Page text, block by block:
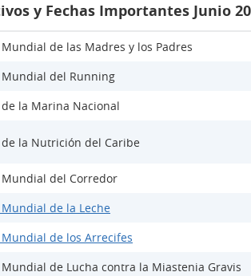
y Fechas Importantes Junio
Mundial de las Madres y los Padres
Mundial del Running
de la Marina Nacional
de la Nutrición del Caribe
Mundial del Corredor
Mundial de la Leche
Mundial de los Arrecifes
Mundial de Lucha contra la Miastenia Gravis